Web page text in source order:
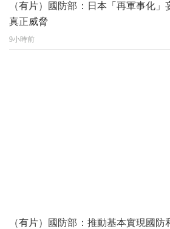
（有片）國防部：日本「再軍事化
真正威脅
9小時前
（有片）國防部：推動基本實現國